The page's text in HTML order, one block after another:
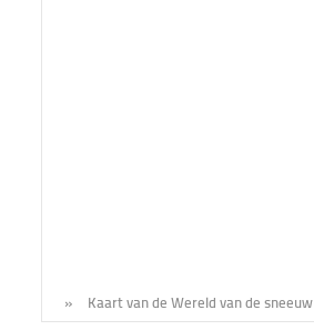
» Kaart van de Wereld van de